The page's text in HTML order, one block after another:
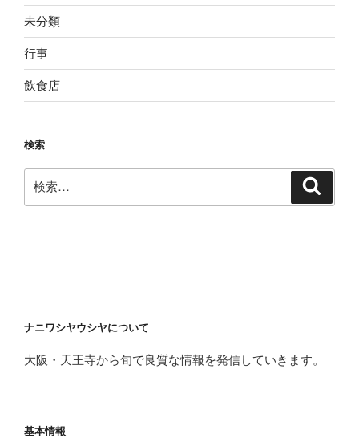
未分類
行事
飲食店
検索
索:
ナニワシヤウシヤについて
大阪・天王寺から旬で良質な情報を発信していきます。
基本情報